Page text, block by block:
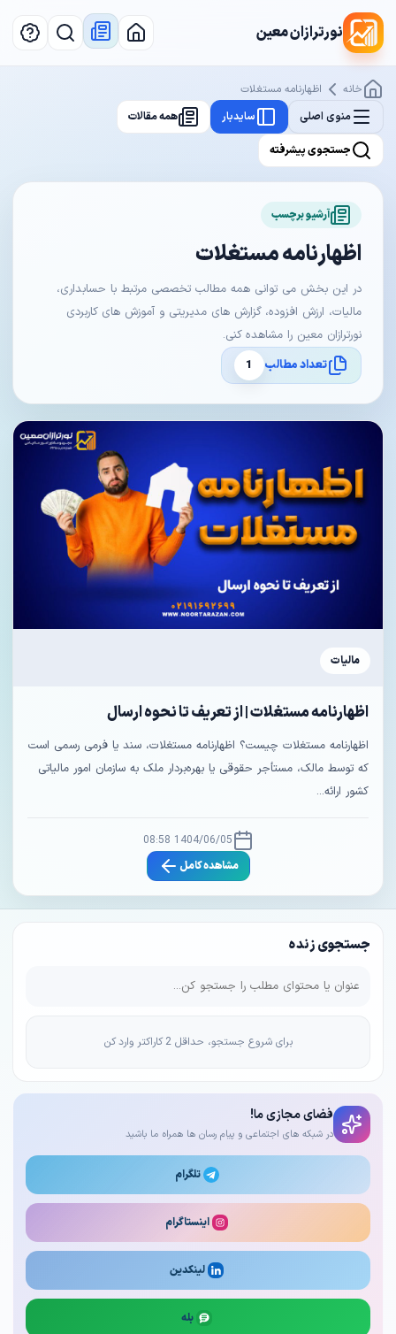
نورترازان معین
جستجوی زنده
برای شروع جستجو، حداقل 2 کاراکتر وارد کن
فضای مجازی ما!
در شبکه های اجتماعی و پیام رسان ها همراه ما باشید
تلگرام
اینستاگرام
لینکدین
بله
خانه
اظهارنامه مستغلات
منوی اصلی
سایدبار همه مقالات
جستجوی پیشرفته
آرشیو برچسب
اظهارنامه مستغلات
در این بخش می توانی همه مطالب تخصصی مرتبط با حسابداری،
مالیات، ارزش افزوده، گزارش های مدیریتی و آموزش های کاربردی
نورترازان معین را مشاهده کنی.
تعداد مطالب
1
مالیات
اظهارنامه مستغلات | از تعریف تا نحوه ارسال
اظهارنامه مستغلات چیست؟ اظهارنامه مستغلات، سند یا فرمی رسمی است
که توسط مالک، مستأجر حقوقی یا بهره‌بردار ملک به سازمان امور مالیاتی
کشور ارائه...
1404/06/05 08:58
مشاهده کامل